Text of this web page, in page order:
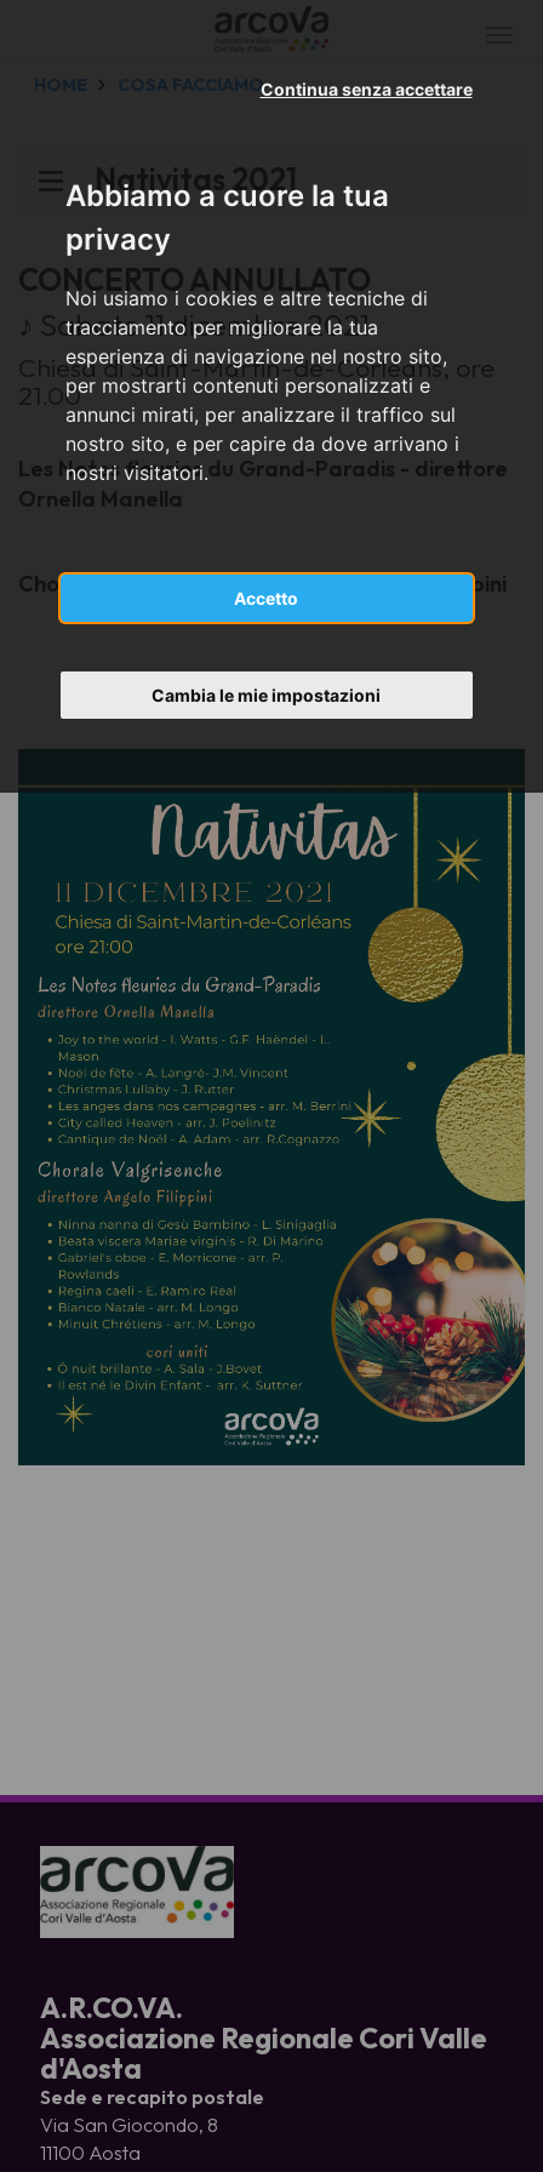
Abbiamo a cuore la tua
privacy
Noi usiamo i cookies e altre tecniche di
tracciamento per migliorare la tua
esperienza di navigazione nel nostro sito,
per mostrarti contenuti personalizzati e
annunci mirati, per analizzare il traffico sul
nostro sito, e per capire da dove arrivano i
nostri visitatori.
Accetto
Continua senza accettare
Cambia le mie impostazioni
HOME COSA FACCIAMO
Nativitas 2021
CONCERTO ANNULLATO
♪ Sabato 11 dicembre 2021
Chiesa di Saint-Martin-de-Corléans, ore
21.00
Les Notes fleuries du Grand-Paradis - direttore
Ornella Manella
Chorale Valgrisenche - direttore Angelo Filippini
A.R.CO.VA.
Associazione Regionale Cori Valle
d'Aosta
Sede e recapito postale
Via San Giocondo, 8
11100 Aosta